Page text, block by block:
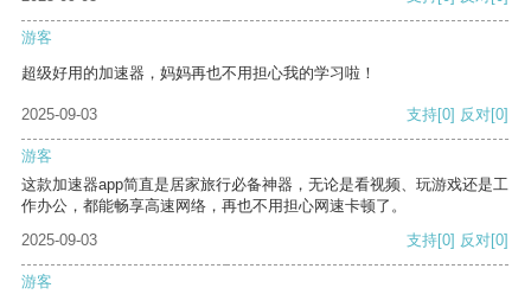
游客
超级好用的加速器，妈妈再也不用担心我的学习啦！
2025-09-03 支持[0] 反对[0]
游客
这款加速器app简直是居家旅行必备神器，无论是看视频、玩游戏还是工
作办公，都能畅享高速网络，再也不用担心网速卡顿了。
2025-09-03
支持[0] 反对[0]
游客